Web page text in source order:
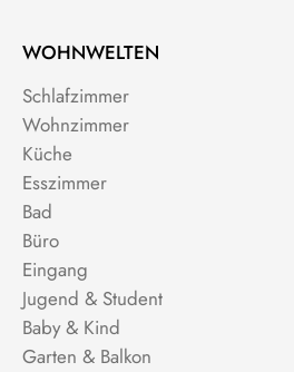
WOHNWELTEN
Schlafzimmer
Wohnzimmer
Küche
Esszimmer
Bad
Büro
Eingang
Jugend & Student
Baby & Kind
Garten & Balkon